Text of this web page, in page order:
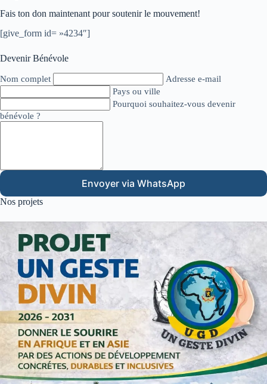
Fais ton don maintenant pour soutenir le mouvement!
[give_form id= »4234″]
Devenir Bénévole
Nom complet
Adresse e-mail
Pays ou ville
Pourquoi souhaitez-vous devenir
bénévole ?
Envoyer via WhatsApp
Nos projets